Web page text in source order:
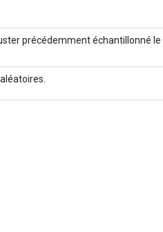
précédemment échantillonné le